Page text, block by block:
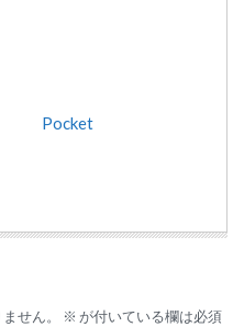
Pocket
せん。 ※ が付いている欄は必須